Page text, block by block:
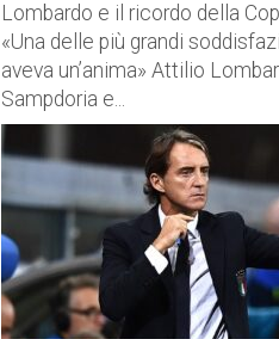
Lombardo e il ricordo della
«Una delle più grandi
aveva un’anima» Attilio
Sampdoria e...